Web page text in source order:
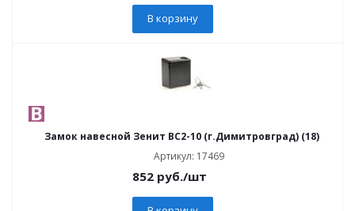
В корзину
Замок навесной Зенит ВС2-10 (г.Димитровград) (18)
Артикул: 17469
852 руб./шт